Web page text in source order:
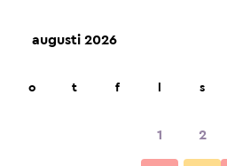
augusti 2026
o t f s
1 2